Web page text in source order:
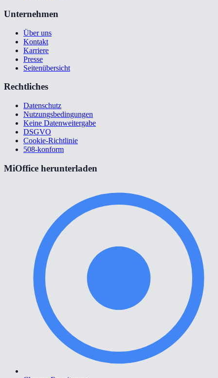
Unternehmen
Über uns
Kontakt
Karriere
Presse
Seitenübersicht
Rechtliches
Datenschutz
Nutzungsbedingungen
Keine Datenweitergabe
DSGVO
Cookie-Richtlinie
508-konform
MiOffice herunterladen